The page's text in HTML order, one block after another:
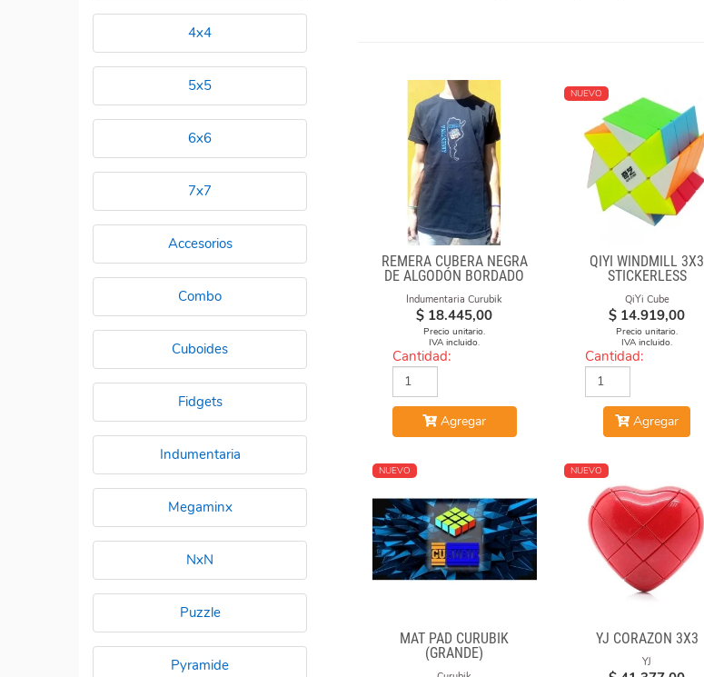
4x4
5x5
6x6
7x7
Accesorios
Combo
Cuboides
Fidgets
Indumentaria
Megaminx
NxN
Puzzle
Pyramide
REMERA CUBERA NEGRA
DE ALGODÓN BORDADO
"ARGENTINA CUBEA"
Indumentaria Curubik
$ 18.445,00
Precio unitario.
IVA incluido.
Cantidad:
Agregar
NUEVO
QIYI WINDMILL 3X3
STICKERLESS
QiYi Cube
$ 14.919,00
Precio unitario.
IVA incluido.
Cantidad:
Agregar
NUEVO
MAT PAD CURUBIK
(GRANDE)
NUEVO
YJ CORAZON 3X3
YJ